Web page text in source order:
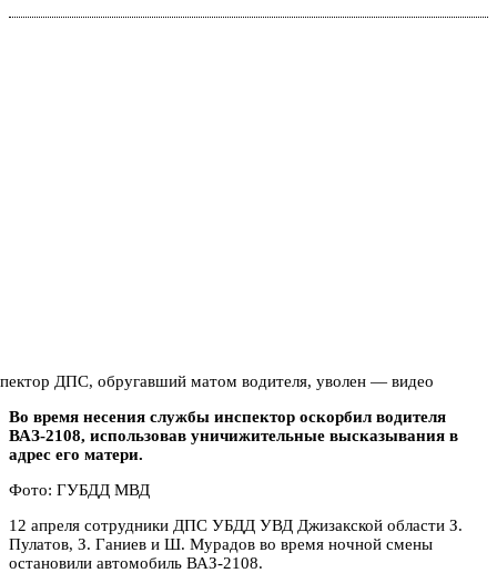
Во время несения службы инспектор оскорбил водителя
ВАЗ-2108, использовав уничижительные высказывания в
адрес его матери.
Фото: ГУБДД МВД
12 апреля сотрудники ДПС УБДД УВД Джизакской области З.
Пулатов, З. Ганиев и Ш. Мурадов во время ночной смены
остановили автомобиль ВАЗ-2108.